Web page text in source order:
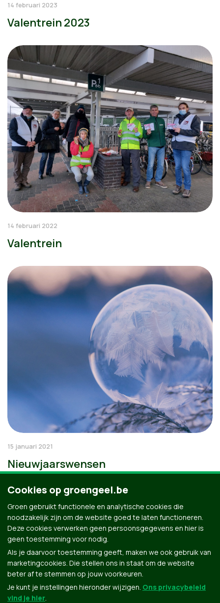
14 februari 2023
Valentrein 2023
14 februari 2022
Valentrein
15 januari 2021
Nieuwjaarswensen
Cookies op groengeel.be
Groen gebruikt functionele en analytische cookies die
noodzakelijk zijn om de website goed te laten functioneren.
Deze cookies verwerken geen persoonsgegevens en hier is
geen toestemming voor nodig.
Als je daarvoor toestemming geeft, maken we ook gebruik van
marketingcookies. Die stellen ons in staat om de website
beter af te stemmen op jouw voorkeuren.
Je kunt je instellingen hieronder wijzigen. Ons privacybeleid
vind je hier.